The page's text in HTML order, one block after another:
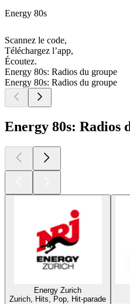
Energy 80s
Scannez le code,
Téléchargez l’app,
Écoutez.
Energy 80s: Radios du groupe
Energy 80s: Radios du groupe
Energy 80s: Radios
Energy Zurich
Zurich, Hits, Pop, Hit-parade